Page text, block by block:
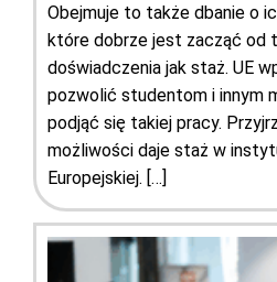
Obejmuje to także dbanie o
które dobrze jest zacząć od
doświadczenia jak staż. UE
pozwolić studentom i innym
podjąć się takiej pracy.
możliwości daje staż w
Europejskiej. […]